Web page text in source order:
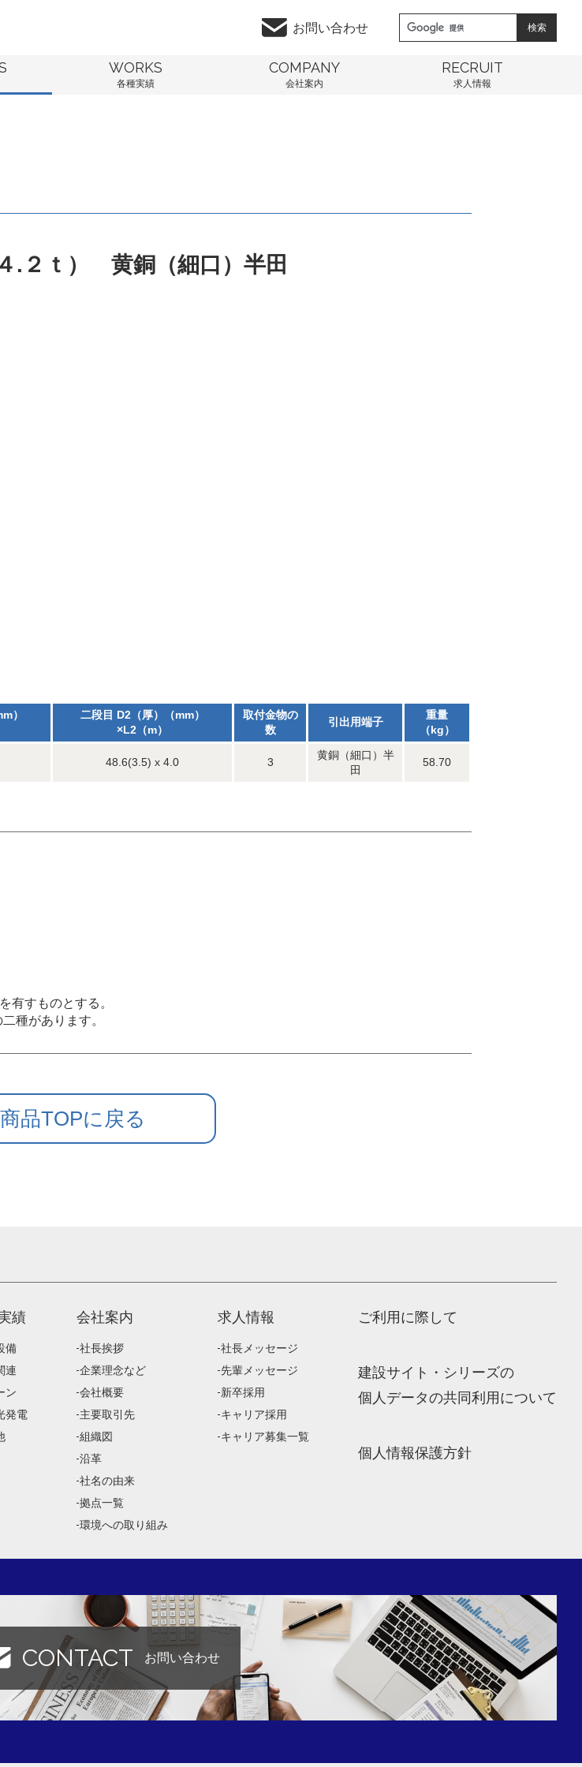
お問い合わせ
WORKS
各種実績
COMPANY
会社案内
RECRUIT
求人情報
２ｔ） 黄銅（細口）半田
）
二段目 D2（厚）（mm）
×L2（m）
取付金物の
数
引出用端子
重量
（kg）
48.6(3.5) x 4.0 3
黄銅（細口）半
田
58.70
有すものとする。
種があります。
品TOPに戻る
績
備
連
ン
発電
会社案内
社長挨拶
企業理念など
会社概要
主要取引先
組織図
沿革
社名の由来
拠点一覧
環境への取り組み
求人情報
社長メッセージ
先輩メッセージ
新卒採用
キャリア採用
キャリア募集一覧
ご利用に際して
建設サイト・シリーズの
個人データの共同利用について
個人情報保護方針
CONTACT お問い合わせ